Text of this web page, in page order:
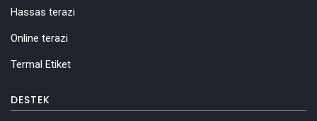
Hassas terazi
Online terazi
Termal Etiket
DESTEK